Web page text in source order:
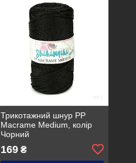
Трикотажний шнур PP
Macrame Medium, колір
Чорний
169₴